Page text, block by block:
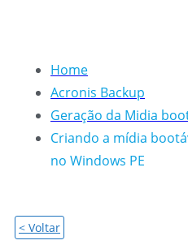
Home
Acronis Backup
Geração da Midia
Criando a mídia
no Windows PE
< Voltar